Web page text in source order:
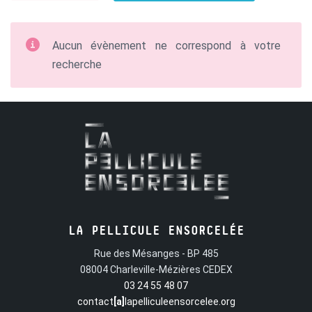
Aucun évènement ne correspond à votre
recherche
LA PELLICULE ENSORCELÉE
Rue des Mésanges - BP 485
08004 Charleville-Mézières CEDEX
03 24 55 48 07
contact [a] lapelliculeensorcelee.org